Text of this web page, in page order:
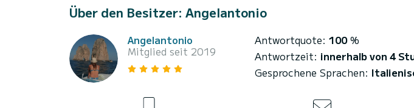
Über den Besitzer: Angelantonio
Angelantonio
Mitglied seit 2019
Antwortquote: 100%
Antwortzeit: innerhalb von 4
Gesprochene Sprachen: